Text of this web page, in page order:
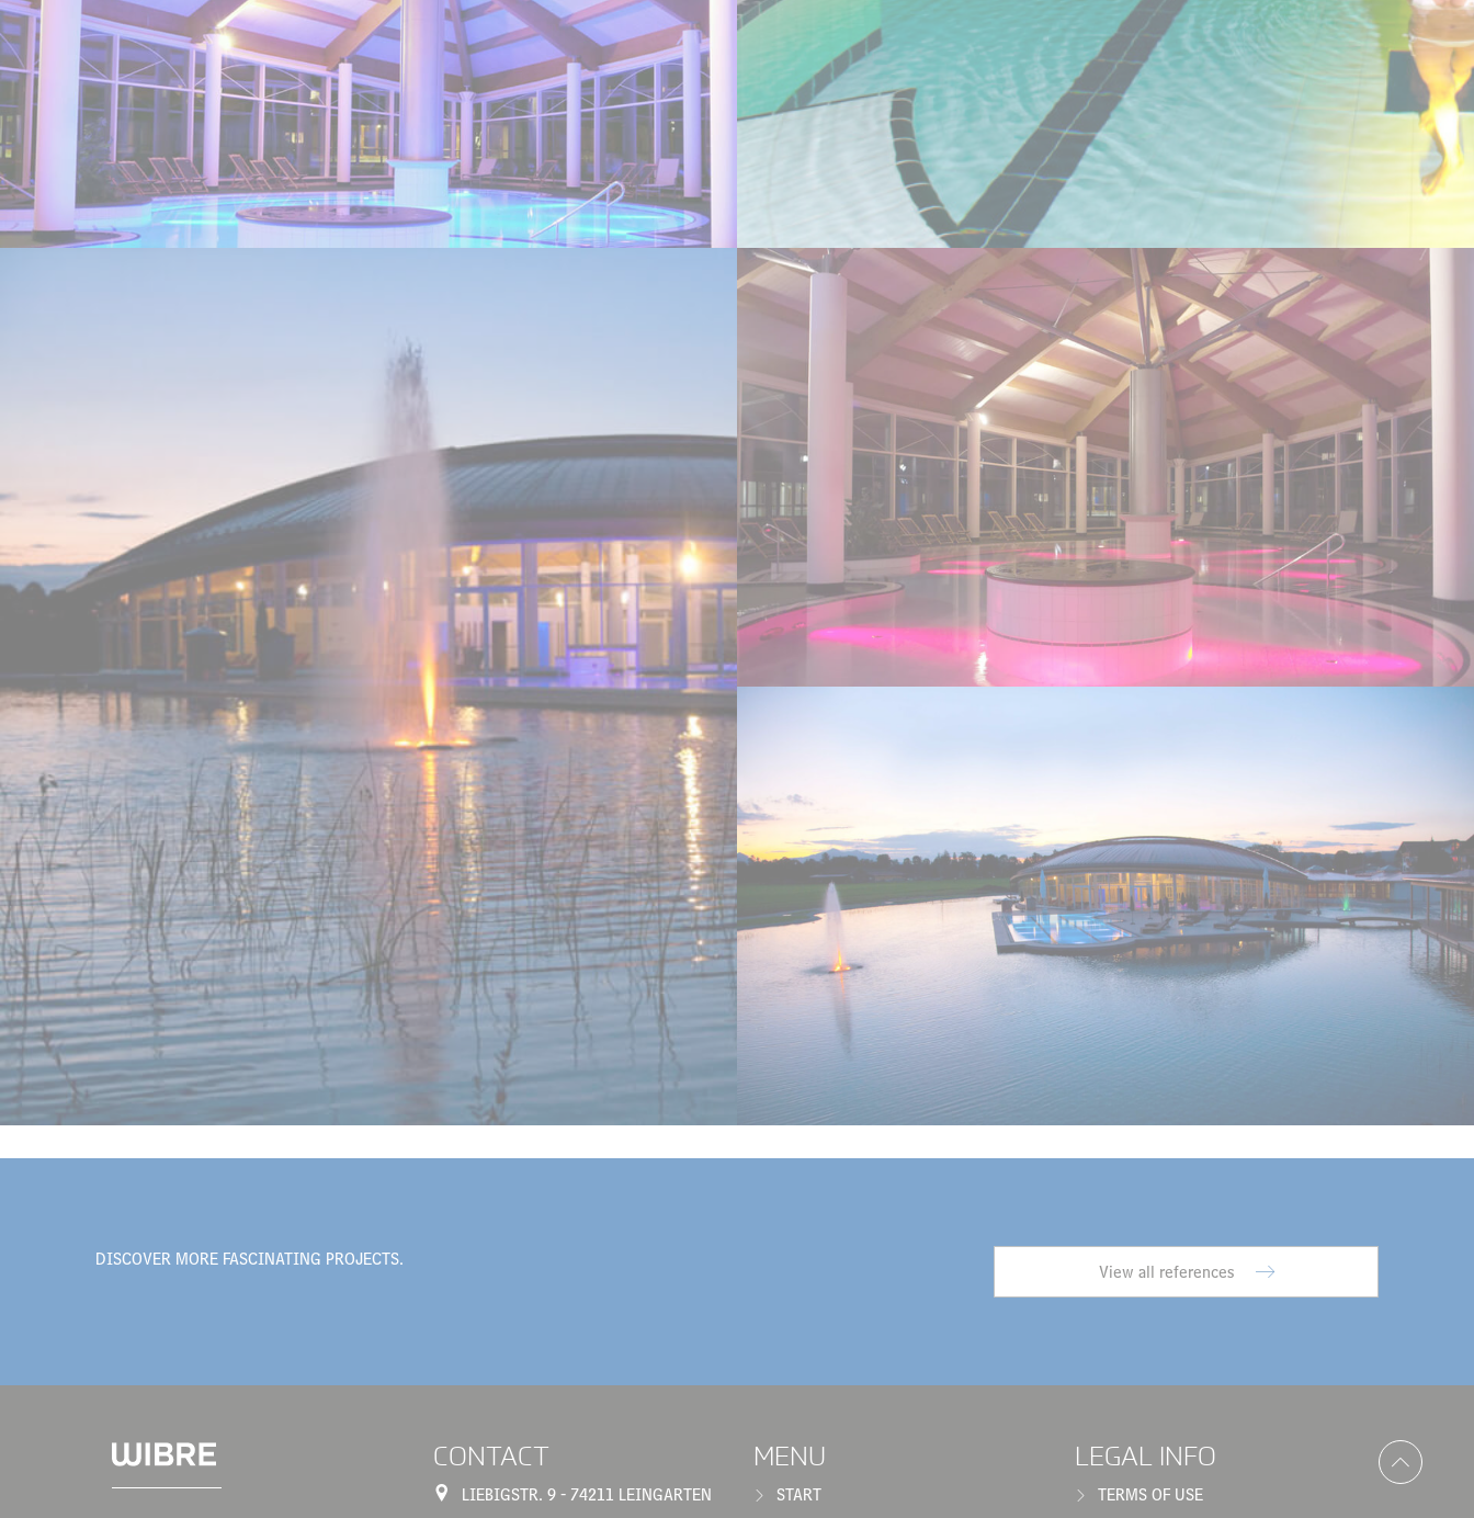
DISCOVER MORE FASCINATING PROJECTS.
View all references
CONTACT
LIEBIGSTR. 9 - 74211 LEINGARTEN
MENU
START
LEGAL INFO
TERMS OF USE